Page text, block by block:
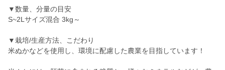
▼数量、分量の目安
S~2Lサイズ混合 3kg～
▼栽培/生産方法、こだわり
米ぬかなどを使用し、環境に配慮した農業を目指しています！